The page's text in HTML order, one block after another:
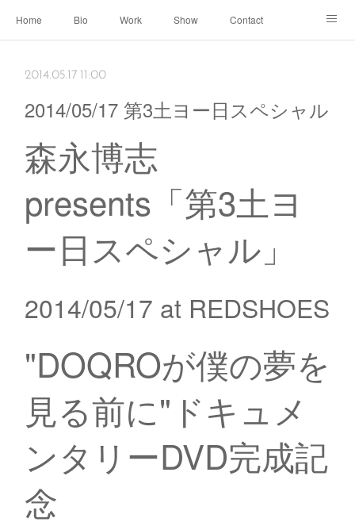
Home Bio Work Show Contact
2014.05.17 11:00
2014/05/17 第3土ヨー日スペシャル
森永博志
presents「第3土ヨ
ー日スペシャル」
2014/05/17 at REDSHOES
"DOQROが僕の夢を
見る前に"ドキュメ
ンタリーDVD完成記
念